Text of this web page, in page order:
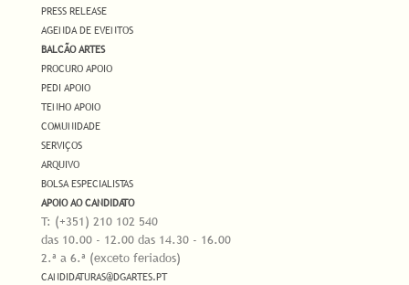
PRESS RELEASE
AGENDA DE EVENTOS
BALCÃO ARTES
PROCURO APOIO
PEDI APOIO
TENHO APOIO
COMUNIDADE
SERVIÇOS
ARQUIVO
BOLSA ESPECIALISTAS
APOIO AO CANDIDATO
T: (+351) 210 102 540
das 10.00 - 12.00 das 14.30 - 16.00
2.ª a 6.ª (exceto feriados)
CANDIDATURAS@DGARTES.PT